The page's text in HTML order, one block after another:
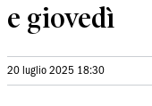
e giovedì
20 luglio 2025 18:30